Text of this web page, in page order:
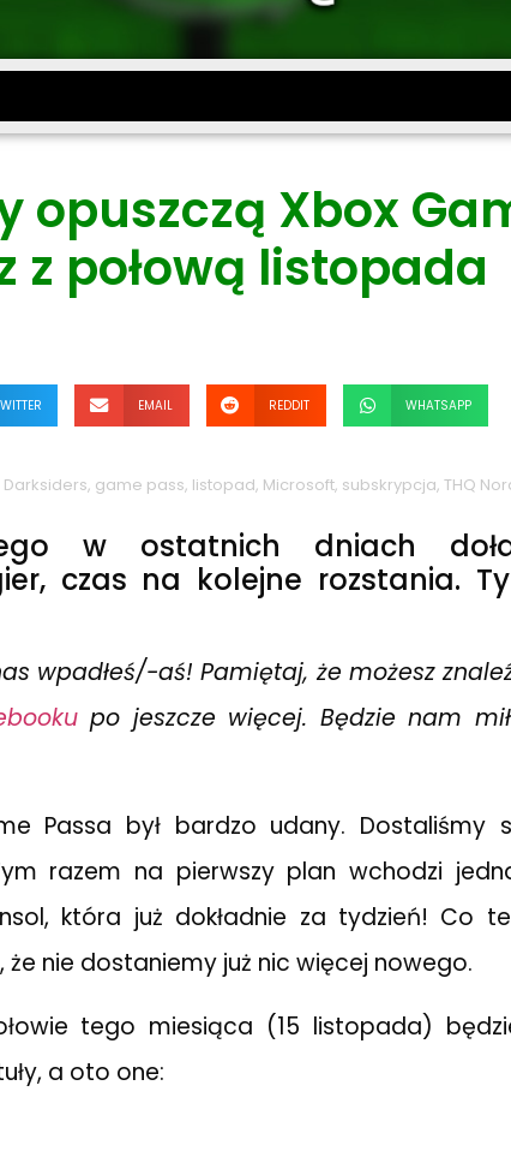
opuszczą Xbox
z połową listopada
EMAIL REDDIT WHATSAPP
Darksiders, game pass, listopad, Microsoft, subskrypcja,THQ
w ostatnich dniach
czas na kolejne rozstania.
wpadłeś/-aś! Pamiętaj, że możesz
po jeszcze więcej. Będzie nam
Passa był bardzo udany. Dostaliśmy
razem na pierwszy plan wchodzi
która już dokładnie za tydzień! Co
nie dostaniemy już nic więcej nowego.
tego miesiąca (15 listopada)
a oto one: